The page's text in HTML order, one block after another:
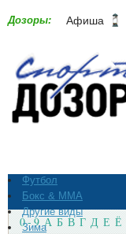
Дозоры: Афиша
Футбол
Бокс & ММА
Другие виды
Зима
0 - 9 А Б В Г Д Е Ё